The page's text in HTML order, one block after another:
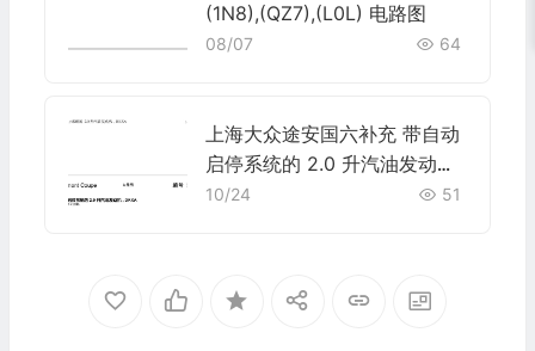
(1N8),(QZ7),(L0L) 电路图
08/07 64
上海大众途安国六补充 带自动
启停系统的 2.0 升汽油发动机 ,
DKXA 电路图
10/24 51